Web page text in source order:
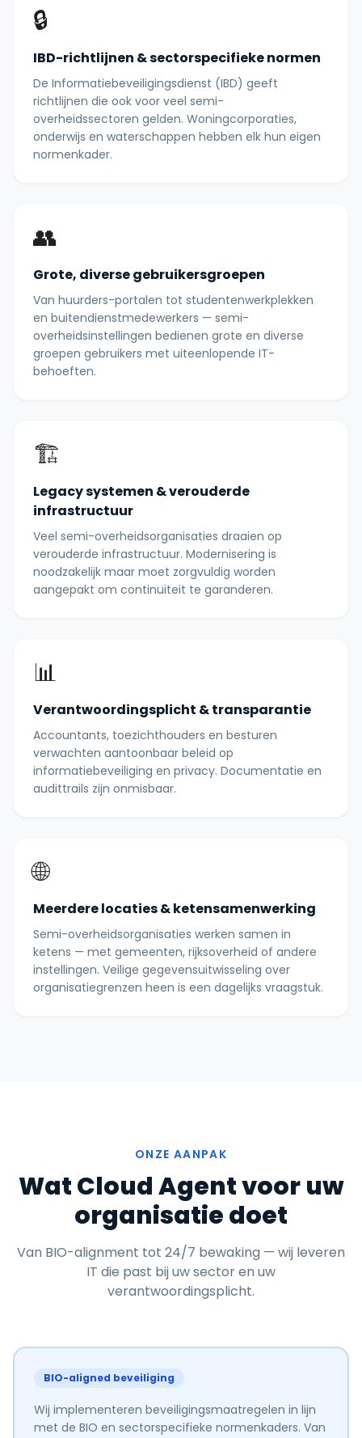
🔒
IBD-richtlijnen & sectorspecifieke normen
De Informatiebeveiligingsdienst (IBD) geeft
richtlijnen die ook voor veel semi-
overheidssectoren gelden. Woningcorporaties,
onderwijs en waterschappen hebben elk hun eigen
normenkader.
👥
Grote, diverse gebruikersgroepen
Van huurders-portalen tot studentenwerkplekken
en buitendienstmedewerkers — semi-
overheidsinstellingen bedienen grote en diverse
groepen gebruikers met uiteenlopende IT-
behoeften.
🏗️
Legacy systemen & verouderde
infrastructuur
Veel semi-overheidsorganisaties draaien op
verouderde infrastructuur. Modernisering is
noodzakelijk maar moet zorgvuldig worden
aangepakt om continuïteit te garanderen.
📊
Verantwoordingsplicht & transparantie
Accountants, toezichthouders en besturen
verwachten aantoonbaar beleid op
informatiebeveiliging en privacy. Documentatie en
audittrails zijn onmisbaar.
🌐
Meerdere locaties & ketensamenwerking
Semi-overheidsorganisaties werken samen in
ketens — met gemeenten, rijksoverheid of andere
instellingen. Veilige gegevensuitwisseling over
organisatiegrenzen heen is een dagelijks vraagstuk.
ONZE AANPAK
Wat Cloud Agent voor uw
organisatie doet
Van BIO-alignment tot 24/7 bewaking — wij leveren
IT die past bij uw sector en uw
verantwoordingsplicht.
BIO-aligned beveiliging
Wij implementeren beveiligingsmaatregelen in lijn
met de BIO en sectorspecifieke normenkaders. Van